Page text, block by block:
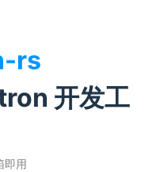
rs
开发工
即用